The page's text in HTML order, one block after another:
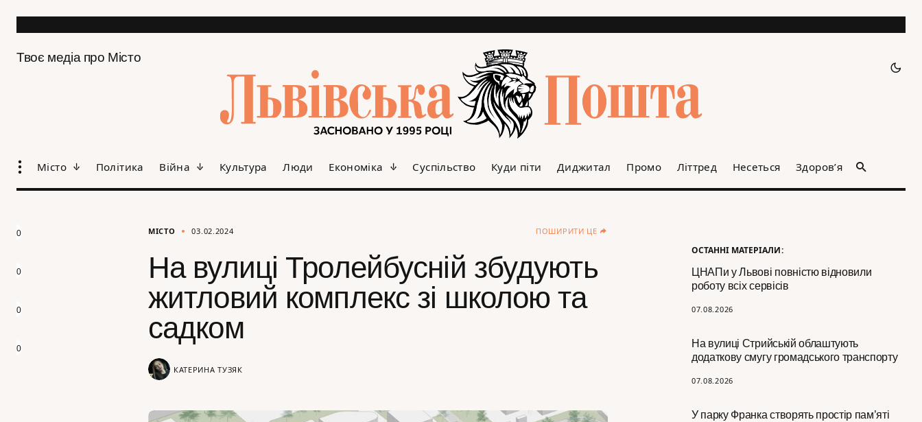
Твоє медіа про Місто
Місто Політика Війна Культура Люди Економіка Суспільство Куди піти Диджитал Промо Літтред Несеться Здоров’я
ОСТАННІ МАТЕРІАЛИ:
ЦНАПи у Львові повністю відновили
роботу всіх сервісів
07.08.2026
На вулиці Стрийській облаштують
додаткову смугу громадського транспорту
07.08.2026
У парку Франка створять простір пам’яті
МІСТО 03.02.2024 ПОШИРИТИ ЦЕ
На вулиці Тролейбусній збудують
житловий комплекс зі школою та
садком
КАТЕРИНА ТУЗЯК
0
0
0
0